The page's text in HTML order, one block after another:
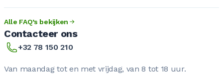
Alle FAQ’s bekijken
Contacteer ons
+32 78 150 210
Van maandag tot en met vrijdag, van 8 tot 18 uur.